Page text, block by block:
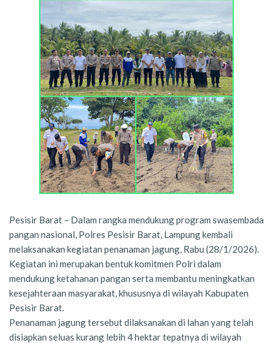
Pesisir Barat – Dalam rangka mendukung program swasembada
pangan nasional, Polres Pesisir Barat, Lampung kembali
melaksanakan kegiatan penanaman jagung, Rabu (28/1/2026).
Kegiatan ini merupakan bentuk komitmen Polri dalam
mendukung ketahanan pangan serta membantu meningkatkan
kesejahteraan masyarakat, khususnya di wilayah Kabupaten
Pesisir Barat.
Penanaman jagung tersebut dilaksanakan di lahan yang telah
disiapkan seluas kurang lebih 4 hektar tepatnya di wilayah